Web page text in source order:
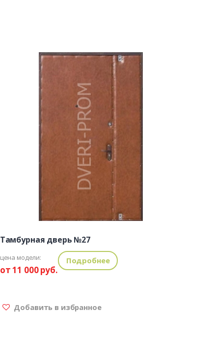
Тамбурная дверь №27
цена модели:
от 11 000 руб.
Подробнее
Добавить в избранное